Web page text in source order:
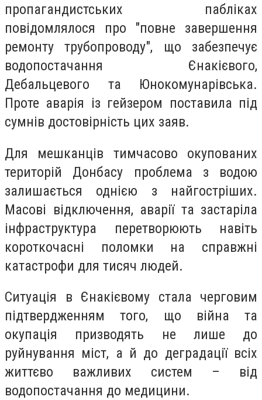
пропагандистських пабліках
повідомлялося про "повне завершення
ремонту трубопроводу", що забезпечує
водопостачання Єнакієвого,
Дебальцевого та Юнокомунарівська.
Проте аварія із гейзером поставила під
сумнів достовірність цих заяв.
Для мешканців тимчасово окупованих
територій Донбасу проблема з водою
залишається однією з найгостріших.
Масові відключення, аварії та застаріла
інфраструктура перетворюють навіть
короткочасні поломки на справжні
катастрофи для тисяч людей.
Ситуація в Єнакієвому стала черговим
підтвердженням того, що війна та
окупація призводять не лише до
руйнування міст, а й до деградації всіх
життєво важливих систем – від
водопостачання до медицини.